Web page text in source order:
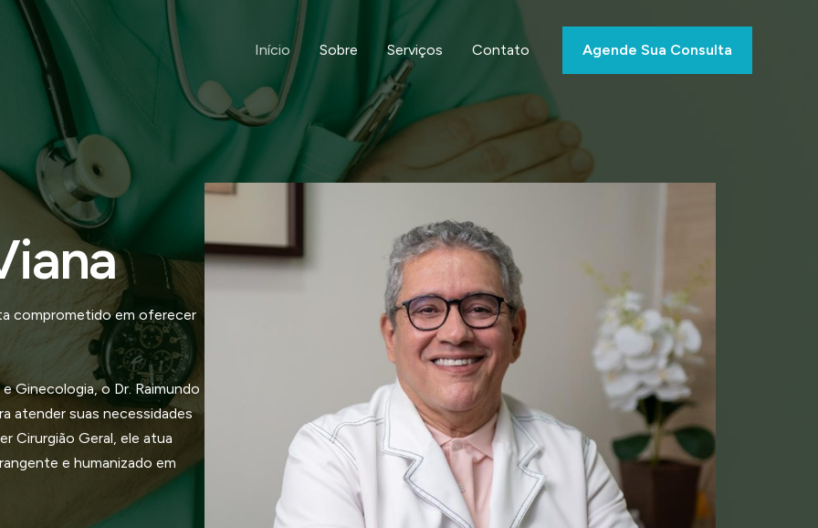
Início Sobre Serviços Contato Agende Sua Consulta
comprometido em oferecer
Ginecologia, o Dr. Raimundo
atender suas necessidades
Cirurgião Geral, ele atua
e humanizado em